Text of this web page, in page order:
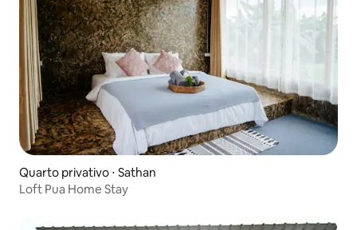
Quarto privativo ⋅ Sathan
Loft Pua Home Stay